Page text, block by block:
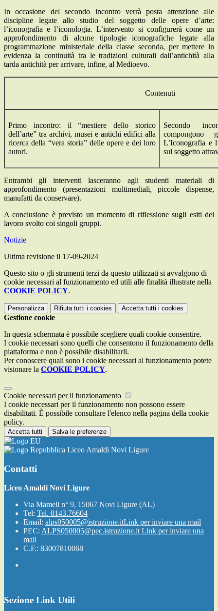
In occasione del secondo incontro verrà posta attenzione alle
discipline legate allo studio del soggetto delle opere d’arte:
l’iconografia e l’iconologia. L’intervento si configurerà come un
approfondimento di alcune tipologie iconografiche legate alla
programmazione ministeriale della classe seconda, per mettere in
evidenza la continuità tra le tradizioni culturali dall’antichità alla
tarda antichità per arrivare, infine, al Medioevo.
Contenuti
Primo incontro: il “mestiere dello storico
dell’arte” tra archivi, musei e antichi edifici alla
ricerca della “vera storia” delle opere e dei loro
autori.
Secondo
L’Iconografia e
sul soggetto
Entrambi gli interventi lasceranno agli studenti materiali di
approfondimento (presentazioni multimediali, piccole dispense,
manufatti da conservare).
A conclusione è previsto un momento di riflessione sugli esiti del
lavoro svolto coi singoli gruppi.
Notizie
Ultima revisione il 17-09-2024
Questo sito o gli strumenti terzi da questo utilizzati si avvalgono di
cookie necessari al funzionamento ed utili alle finalità illustrate nella
COOKIE POLICY.
Personalizza Rifiuta tutti i cookies Accetta tutti i cookies
Gestione cookie
In questa schermata è possibile scegliere quali cookie consentire.
I cookie necessari sono quelli che consentono il funzionamento della
piattaforma e non è possibile disabilitarli.
Per conoscere quali sono i cookie necessari al funzionamento potete
visionare la COOKIE POLICY.
Cookie necessari per il funzionamento
I cookie necessari per il funzionamento non possono essere
disabilitati. È possibile consultare l'elenco nella pagina della cookie
policy.
Accetta tutti Salva le preferenze
Liceo Amaldi Novi Ligure
Contatti
Liceo Amaldi Novi Ligure
Via Mameli n° 9, 15067 Novi Ligure (AL)
Tel: Tel. 0143.76604
Email: alps050005@istruzione.itLink per inviare una mail
PEC: ALPS050005@pec.istruzione.it Link per inviare una
mail
C.F.: 83007810068
Sezione Link Utili